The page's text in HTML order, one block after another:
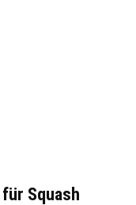
Squash